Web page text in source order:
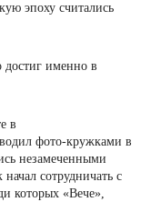
эпоху считались
достиг именно в
в
фото-кружками в
незамеченными
сотрудничать с
которых «Вече»,